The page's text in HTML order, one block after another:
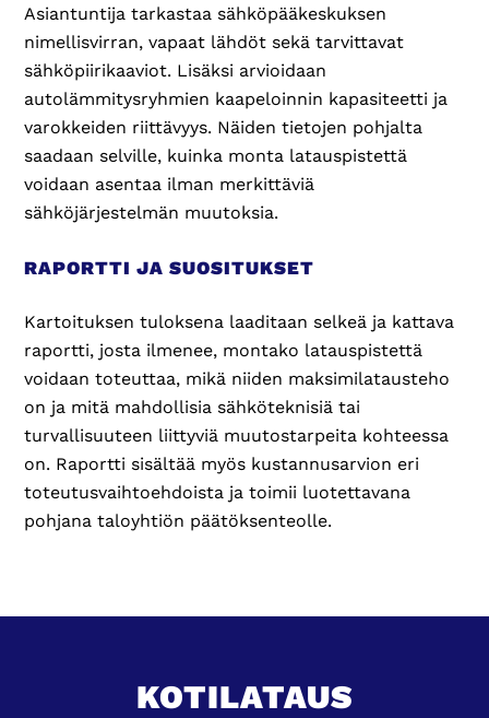
Asiantuntija tarkastaa sähköpääkeskuksen
nimellisvirran, vapaat lähdöt sekä tarvittavat
sähköpiirikaaviot. Lisäksi arvioidaan
autolämmitysryhmien kaapeloinnin kapasiteetti ja
varokkeiden riittävyys. Näiden tietojen pohjalta
saadaan selville, kuinka monta latauspistettä
voidaan asentaa ilman merkittäviä
sähköjärjestelmän muutoksia.
RAPORTTI JA SUOSITUKSET
Kartoituksen tuloksena laaditaan selkeä ja kattava
raportti, josta ilmenee, montako latauspistettä
voidaan toteuttaa, mikä niiden maksimilatausteho
on ja mitä mahdollisia sähköteknisiä tai
turvallisuuteen liittyviä muutostarpeita kohteessa
on. Raportti sisältää myös kustannusarvion eri
toteutusvaihtoehdoista ja toimii luotettavana
pohjana taloyhtiön päätöksenteolle.
KOTILATAUS